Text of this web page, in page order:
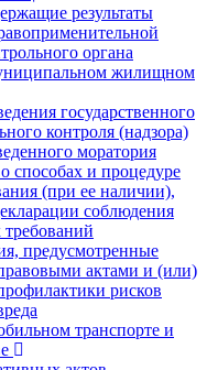
результаты
органа
жилищном
государственного
контроля (надзора)
моратория
способах и процедуре
(при ее наличии),
соблюдения
требований
предусмотренные
актами и (или)
рисков
транспорте и